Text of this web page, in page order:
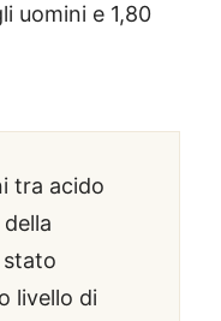
uomini e 1,80
tra acido
livello di